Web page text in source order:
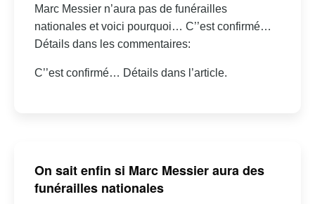
Marc Messier n’aura pas de funérailles
nationales et voici pourquoi… C’’est confirmé…
Détails dans les commentaires:
C’’est confirmé… Détails dans l’article.
On sait enfin si Marc Messier aura des
funérailles nationales